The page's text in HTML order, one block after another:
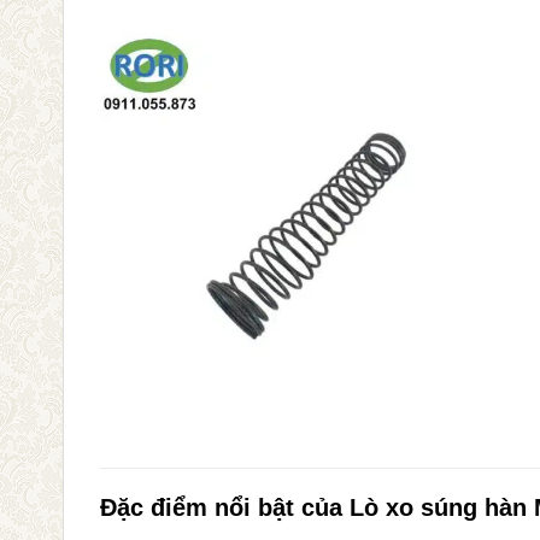
Đặc điểm nổi bật của Lò xo súng hàn